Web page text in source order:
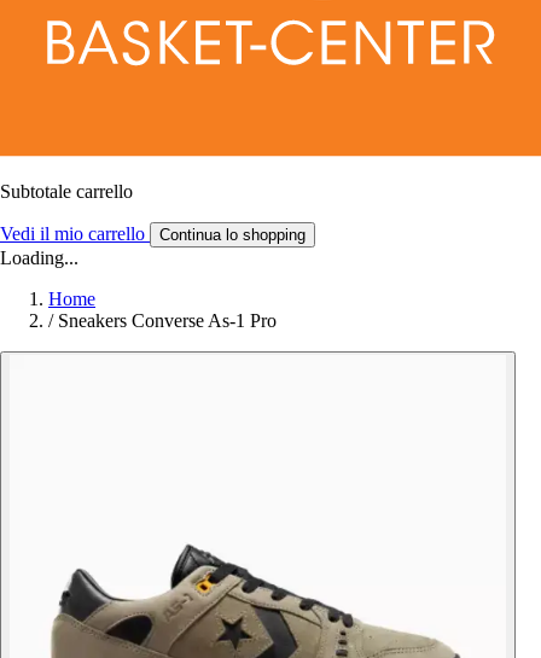
Subtotale carrello
Vedi il mio carrello Continua lo shopping
Loading...
Home
/ Sneakers Converse As-1 Pro